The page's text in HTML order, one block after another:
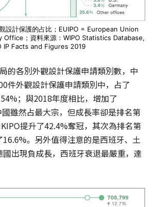
設計保護的占比；EUIPO = European Union
；資料來源：WIPO Statistics Database,
IP Facts and Figures 2019
的各別外觀設計保護申請類別數，中
件外觀設計保護申請類別中，占了
；與2018年度相比，增加了
雖然占最大宗，但成長率卻是排名第
提升了42.4%奪冠，其次為排名第
。另外值得注意的是西班牙、土
出現負成長，西班牙衰退最嚴重，達